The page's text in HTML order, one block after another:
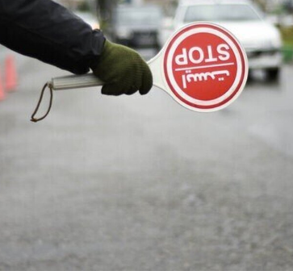
جراحان قلابی در شمال تهران بازداشت
شدند؛ از تزریق فیلر تا جراحی پلک